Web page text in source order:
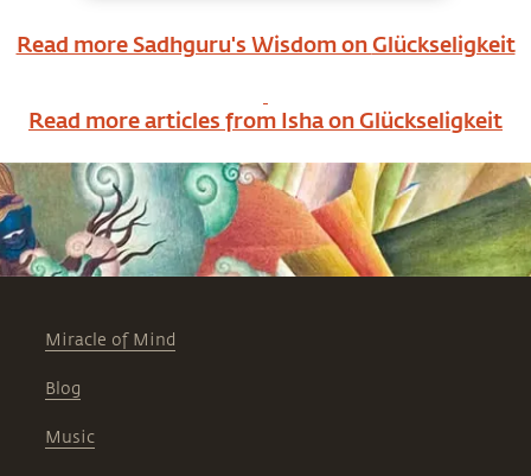
Read more Sadhguru's Wisdom onGlückseligkeit
Read more articles from Isha onGlückseligkeit
Miracle of Mind
Blog
Music